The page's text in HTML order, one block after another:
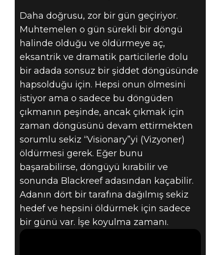
DEATHLOOP
20 Eylül 2022
DEATHLOOP'TA
HEDEFLERINIZI
NASIL ORTADAN
KALDIRIRSINIZ
Daha doğrusu, zor bir gün geçiriyor.
Muhtemelen o gün sürekli bir döngü
halinde olduğu ve öldürmeye aç,
eksantrik ve dramatik particilerle dolu
bir adada sonsuz bir şiddet döngüsünde
hapsolduğu için. Hepsi onun ölmesini
istiyor ama o sadece bu döngüden
çıkmanın peşinde, ancak çıkmak için
zaman döngüsünü devam ettirmekten
sorumlu sekiz “Visionary”yi (Vizyoner)
öldürmesi gerek. Eğer bunu
başarabilirse, döngüyü kırabilir ve
sonunda Blackreef adasından kaçabilir.
Adanın dört bir tarafına dağılmış sekiz
hedef ve hepsini öldürmek için sadece
bir günü var. İşe koyulma zamanı.